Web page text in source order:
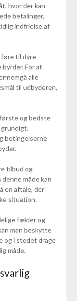
hvor der kan
betalinger,
indfrielse af
føre til dyre
For at
alle
til udbyderen,
og bedste
betingelserne
tilbud og
måde kan
en aftale, der
situation.
fælder og
man beskytte
og i stedet drage
måde.